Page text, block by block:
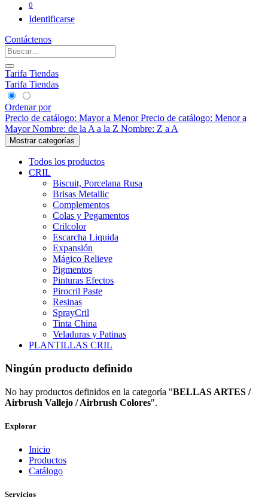
0
Identificarse
Contáctenos
Tarifa Tiendas
Tarifa Tiendas
Ordenar por
Precio de catálogo: Mayor a Menor Precio de catálogo: Menor a
Mayor Nombre: de la A a la Z Nombre: Z a A
Mostrar categorías
Todos los productos
CRIL
Biscuit, Porcelana Rusa
Brisas Metallic
Complementos
Colas y Pegamentos
Crilcolor
Escarcha Liquida
Expansión
Mágico Relieve
Pigmentos
Pinturas Efectos
Pirocril Paste
Resinas
SprayCril
Tinta China
Veladuras y Patinas
PLANTILLAS CRIL
Ningún producto definido
No hay productos definidos en la categoría "BELLAS ARTES /
Airbrush Vallejo / Airbrush Colores".
Explorar
Inicio
Productos
Catálogo
Servicios